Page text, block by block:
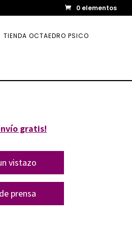
0 elementos
TIENDA OCTAEDRO PSICO
gratis!
vistazo
prensa